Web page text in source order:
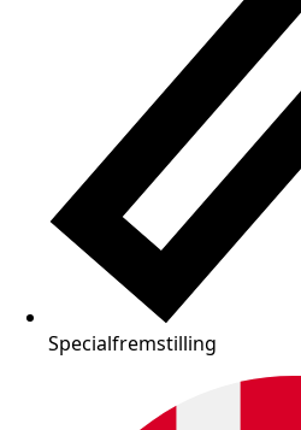
Specialfremstilling